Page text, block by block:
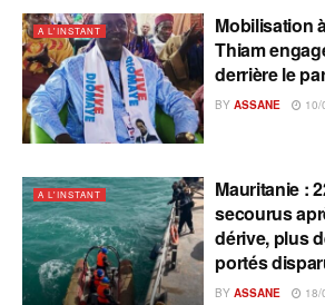
A L'INSTANT
Mobilisation
Thiam
derrière le
BY ASSANE 10/
A L'INSTANT
Mauritanie :
secourus
dérive, plus
portés
BY ASSANE 18/